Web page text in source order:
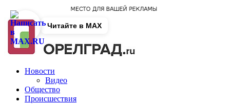
Новости
Видео
Общество
Происшествия
Читайте в MAX